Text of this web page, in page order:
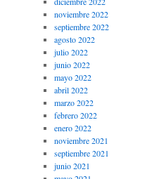
noviembre 2022
septiembre 2022
agosto 2022
julio 2022
junio 2022
mayo 2022
abril 2022
marzo 2022
febrero 2022
enero 2022
noviembre 2021
septiembre 2021
junio 2021